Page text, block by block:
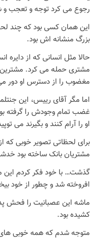
رجوع می کرد توجه و تعجب و
این همان کسی بود که چند
بزرگ منشانه اش بود.
حالا مثل انسانی که از دایره
مشتری حمله می کرد. مشترین
مغضوب را از دسترس او دور
اما مگر آقای رییس، این
غضب تمام وجودش را گرفته
او را آرام کنند و بگیرند می
برای لحظاتی تصویر خوبی
مشتریان بانک ساخته بود
گذشت… با خود فکر کردم این
افروخته شد و چطور از خود
ماشه این عصبانیت را فحش
کشیده بود.
متوجه شدم که همه خوبی های